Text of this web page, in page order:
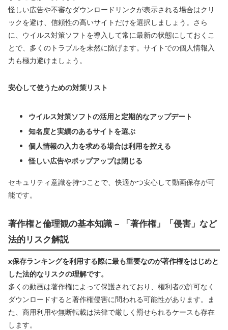
怪しい広告や不審なダウンロードリンクが表示される場合はクリ
ックを避け、信頼性の高いサイトだけを選択しましょう。さら
に、ウイルス対策ソフトを導入して常に最新の状態にしておくこ
とで、多くのトラブルを未然に防げます。サイトでの個人情報入
力も極力避けましょう。
安心して使うための対策リスト
ウイルス対策ソフトの活用と定期的なアップデート
知名度と実績のあるサイトを選ぶ
個人情報の入力を求める場合は利用を控える
怪しい広告やポップアップは閉じる
セキュリティ意識を持つことで、快適かつ安心して動画保存が可
能です。
著作権と倫理観の基本知識 – 「著作権」「侵害」など
法的リスク解説
x保存ランキングを利用する際に最も重要なのが著作権をはじめと
した法的なリスクの理解です。
多くの動画は著作権によって保護されており、権利者の許可なく
ダウンロードすると著作権侵害に問われる可能性があります。ま
た、商用利用や無断転載は法律で厳しく罰せられるケースも存在
します。